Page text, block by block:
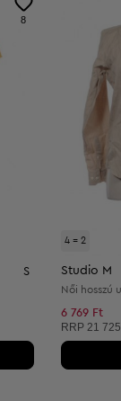
8
S
4 = 2
Studio M
Női hosszú
6 769 Ft
Ajánlott ár:
RRP 21